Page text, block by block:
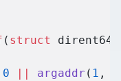
( struct
0 argaddr ( 1 ,